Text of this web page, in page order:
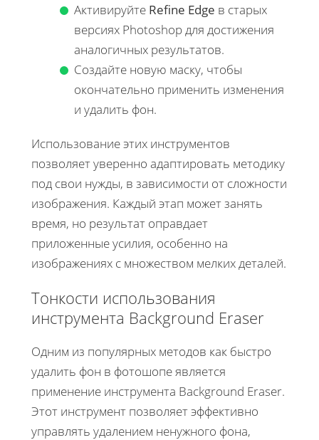
Активируйте Refine Edge в старых
версиях Photoshop для достижения
аналогичных результатов.
Создайте новую маску, чтобы
окончательно применить изменения
и удалить фон.
Использование этих инструментов
позволяет уверенно адаптировать методику
под свои нужды, в зависимости от сложности
изображения. Каждый этап может занять
время, но результат оправдает
приложенные усилия, особенно на
изображениях с множеством мелких деталей.
Тонкости использования
инструмента Background Eraser
Одним из популярных методов как быстро
удалить фон в фотошопе является
применение инструмента Background Eraser.
Этот инструмент позволяет эффективно
управлять удалением ненужного фона,